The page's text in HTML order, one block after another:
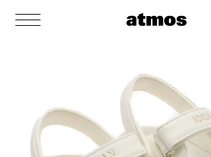
MEN
ウェア
バッグ
シューズ
ブーツ
サンダル
ウェア
アウター
パンツ
バッグ
バックパック / リュック
ショルダー / メッセンジャーバッグ
トート / エコバッグ
アクセサリー
帽子
グッズ / アクセサリー
その他
おもちゃ / フィギュア
その他
WOMENS
ウェア
バッグ
シューズ
ブーツ
サンダル / パンプス
ウェア
アウター
パンツ
バッグ
バックパック / リュック
ショルダー / メッセンジャーバッグ
トート / エコバッグ
アクセサリー
帽子
グッズ / アクセサリー
その他
おもちゃ / フィギュア
その他
1 6